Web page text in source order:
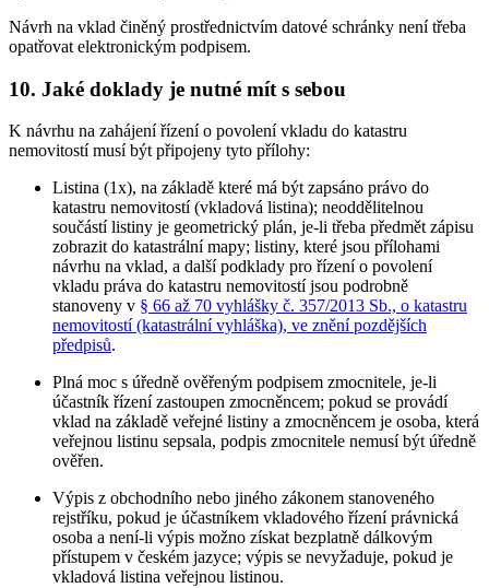
Návrh na vklad činěný prostřednictvím datové schránky není třeba
opatřovat elektronickým podpisem.
10. Jaké doklady je nutné mít s sebou
K návrhu na zahájení řízení o povolení vkladu do katastru
nemovitostí musí být připojeny tyto přílohy:
Listina (1x), na základě které má být zapsáno právo do
katastru nemovitostí (vkladová listina); neoddělitelnou
součástí listiny je geometrický plán, je-li třeba předmět zápisu
zobrazit do katastrální mapy; listiny, které jsou přílohami
návrhu na vklad, a další podklady pro řízení o povolení
vkladu práva do katastru nemovitostí jsou podrobně
stanoveny v § 66 až 70 vyhlášky č. 357/2013 Sb., o katastru
nemovitostí (katastrální vyhláška), ve znění pozdějších
předpisů.
Plná moc s úředně ověřeným podpisem zmocnitele, je-li
účastník řízení zastoupen zmocněncem; pokud se provádí
vklad na základě veřejné listiny a zmocněncem je osoba, která
veřejnou listinu sepsala, podpis zmocnitele nemusí být úředně
ověřen.
Výpis z obchodního nebo jiného zákonem stanoveného
rejstříku, pokud je účastníkem vkladového řízení právnická
osoba a není-li výpis možno získat bezplatně dálkovým
přístupem v českém jazyce; výpis se nevyžaduje, pokud je
vkladová listina veřejnou listinou.